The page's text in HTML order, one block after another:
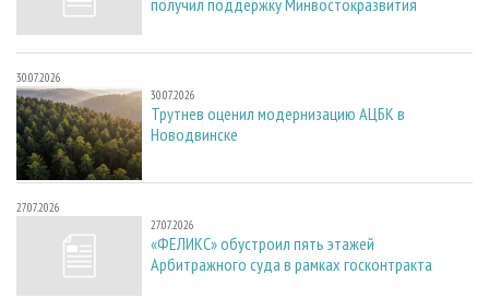
30.07.2026
30.07.2026
Трутнев оценил модернизацию АЦБК в
Новодвинске
27.07.2026
27.07.2026
«ФЕЛИКС» обустроил пять этажей
Арбитражного суда в рамках госконтракта